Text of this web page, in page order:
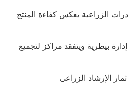
الزراعية يعكس كفاءة المنتج
إدارة بيطرية ويتفقد مراكز لتجميع
الإرشاد الزراعى